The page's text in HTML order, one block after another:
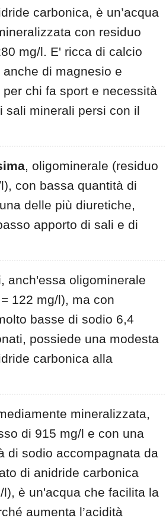
carbonica, è un’acqua
con residuo
mg/l. E' ricca di calcio
di magnesio e
chi fa sport e necessità
sali minerali persi con il
, oligominerale (residuo
con bassa quantità di
delle più diuretiche,
apporto di sali e di
, anch'essa oligominerale
122 mg/l), ma con
basse di sodio 6,4
possiede una modesta
carbonica alla
mineralizzata,
di 915 mg/l e con una
di sodio accompagnata da
di anidride carbonica
l), è un'acqua che facilita la
aumenta l’acidità